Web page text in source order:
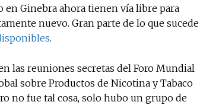
en Ginebra ahora tienen vía libre para
nuevo. Gran parte de lo que sucede
.
las reuniones secretas del Foro Mundial
sobre Productos de Nicotina y Tabaco
no fue tal cosa, solo hubo un grupo de